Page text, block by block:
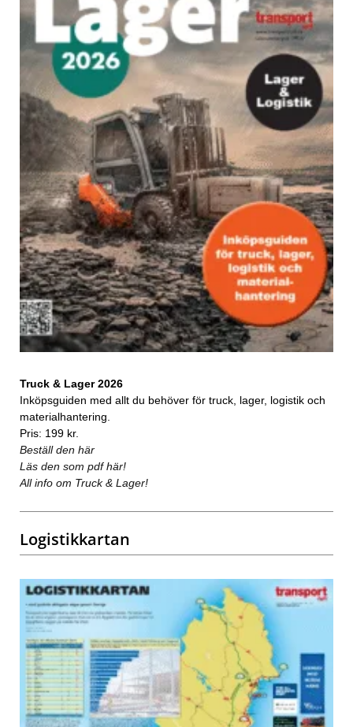
Truck & Lager 2026
Inköpsguiden med allt du behöver för truck, lager, logistik och
materialhantering.
Pris: 199 kr.
Beställ den här
Läs den som pdf här!
All info om Truck & Lager!
Logistikkartan